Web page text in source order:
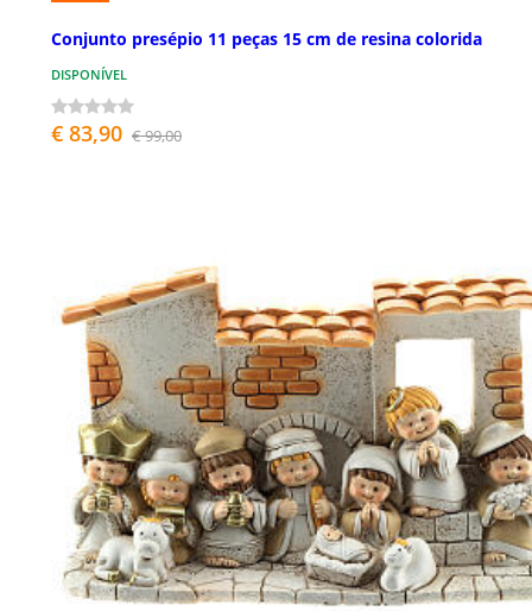
Conjunto presépio 11 peças 15 cm de resina colorida
DISPONÍVEL
€ 83,90 € 99,00